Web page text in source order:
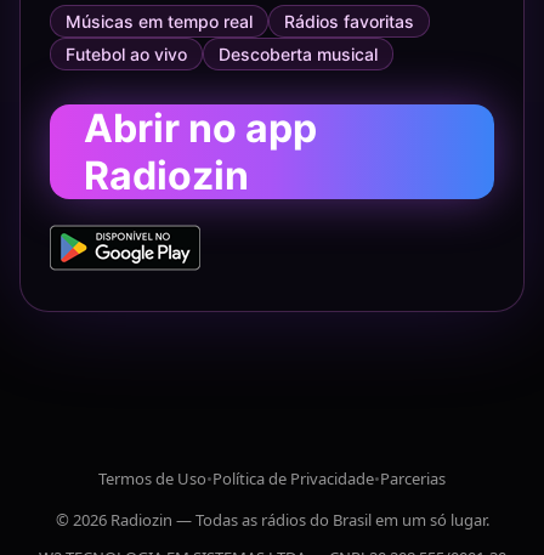
Músicas em tempo real
Rádios favoritas
Futebol ao vivo
Descoberta musical
Abrir no app
Radiozin
Termos de Uso•Política de Privacidade•Parcerias
© 2026 Radiozin — Todas as rádios do Brasil em um só lugar.